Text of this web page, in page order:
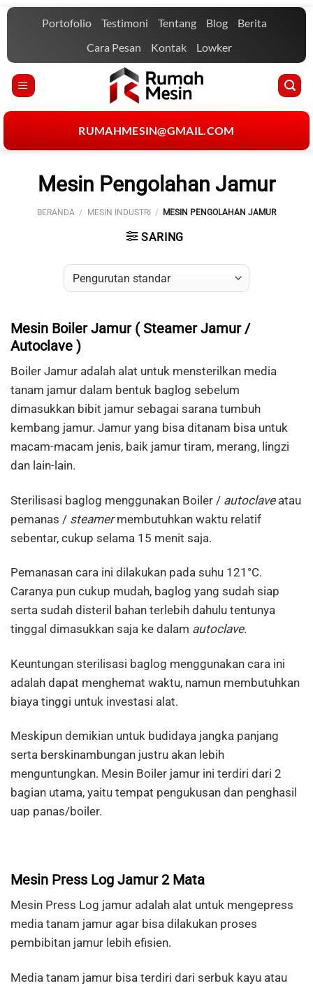
Skip
Portofolio Testimoni Tentang Blog
Berita
Cara Pesan
Kontak Lowker
RUMAHMESIN@GMAIL.COM
Mesin Pengolahan Jamur
BERANDA / MESIN INDUSTRI / MESIN PENGOLAHAN JAMUR
SARING
Mesin Boiler Jamur ( Steamer Jamur /
Autoclave )
Boiler Jamur adalah alat untuk mensterilkan media
tanam jamur dalam bentuk baglog sebelum
dimasukkan bibit jamur sebagai sarana tumbuh
kembang jamur. Jamur yang bisa ditanam bisa untuk
macam-macam jenis, baik jamur tiram, merang, lingzi
dan lain-lain.
Sterilisasi baglog menggunakan Boiler / autoclaveatau
pemanas / steamermembutuhkan waktu relatif
sebentar, cukup selama 15 menit saja.
Pemanasan cara ini dilakukan pada suhu 121°C.
Caranya pun cukup mudah, baglog yang sudah siap
serta sudah disteril bahan terlebih dahulu tentunya
tinggal dimasukkan saja ke dalam autoclave.
Keuntungan sterilisasi baglog menggunakan cara ini
adalah dapat menghemat waktu, namun membutuhkan
biaya tinggi untuk investasi alat.
Meskipun demikian untuk budidaya jangka panjang
serta berskinambungan justru akan lebih
menguntungkan. Mesin Boiler jamur ini terdiri dari 2
bagian utama, yaitu tempat pengukusan dan penghasil
uap panas/boiler.
Mesin Press Log Jamur 2 Mata
Mesin Press Log jamur adalah alat untuk mengepress
media tanam jamur agar bisa dilakukan proses
pembibitan jamur lebih efisien.
Media tanam jamur bisa terdiri dari serbuk kayu atau